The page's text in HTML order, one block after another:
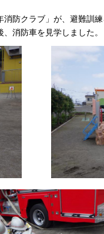
消防クラブ」が、避難訓
消防車を見学しました。